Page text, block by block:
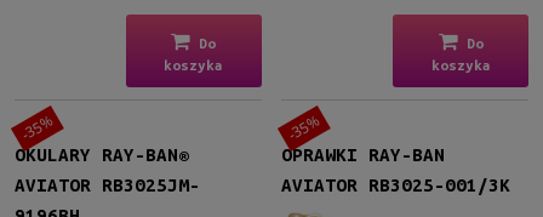
Do
koszyka
Do
koszyka
OKULARY RAY-BAN®
AVIATOR RB3025JM-
-35%
OPRAWKI RAY-BAN
AVIATOR RB3025-001/3K
-35%